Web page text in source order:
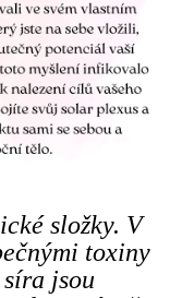
složky. V
toxiny
jsou